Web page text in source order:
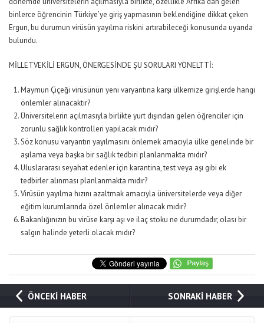
binlerce öğrencinin Türkiye’ye giriş yapmasının beklendiğine dikkat çeken
Ergun, bu durumun virüsün yayılma riskini artırabileceği konusunda uyarıda
bulundu.
MİLLETVEKİLİ ERGUN, ÖNERGESİNDE ŞU SORULARI YÖNELTTİ:
Maymun Çiçeği virüsünün yeni varyantına karşı ülkemize girişlerde hangi
önlemler alınacaktır?
Üniversitelerin açılmasıyla birlikte yurt dışından gelen öğrenciler için
zorunlu sağlık kontrolleri yapılacak mıdır?
Söz konusu varyantın yayılmasını önlemek amacıyla ülke genelinde bir
aşılama veya başka bir sağlık tedbiri planlanmakta mıdır?
Uluslararası seyahat edenler için karantina, test veya aşı gibi ek
tedbirler alınması planlanmakta mıdır?
Virüsün yayılma hızını azaltmak amacıyla üniversitelerde veya diğer
eğitim kurumlarında özel önlemler alınacak mıdır?
Bakanlığınızın bu virüse karşı aşı ve ilaç stoku ne durumdadır, olası bir
salgın halinde yeterli olacak mıdır?
ÖNCEKİ HABER SONRAKİ HABER